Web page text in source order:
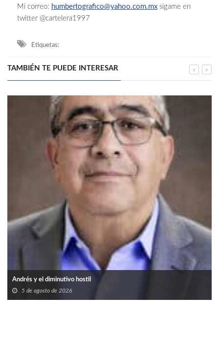
Mi correo: humbertografico@yahoo.com.mx sígame en
twitter @cartelera1997
Etiquetas:
TAMBIÉN TE PUEDE INTERESAR
Andrés y el diminutivo hostil
5 de agosto de 2026